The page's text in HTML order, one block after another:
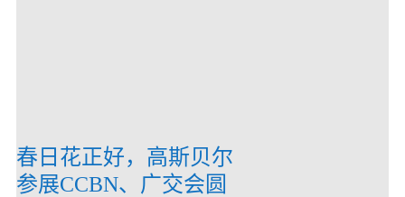
春日花正好，高斯贝尔
参展CCBN、广交会圆